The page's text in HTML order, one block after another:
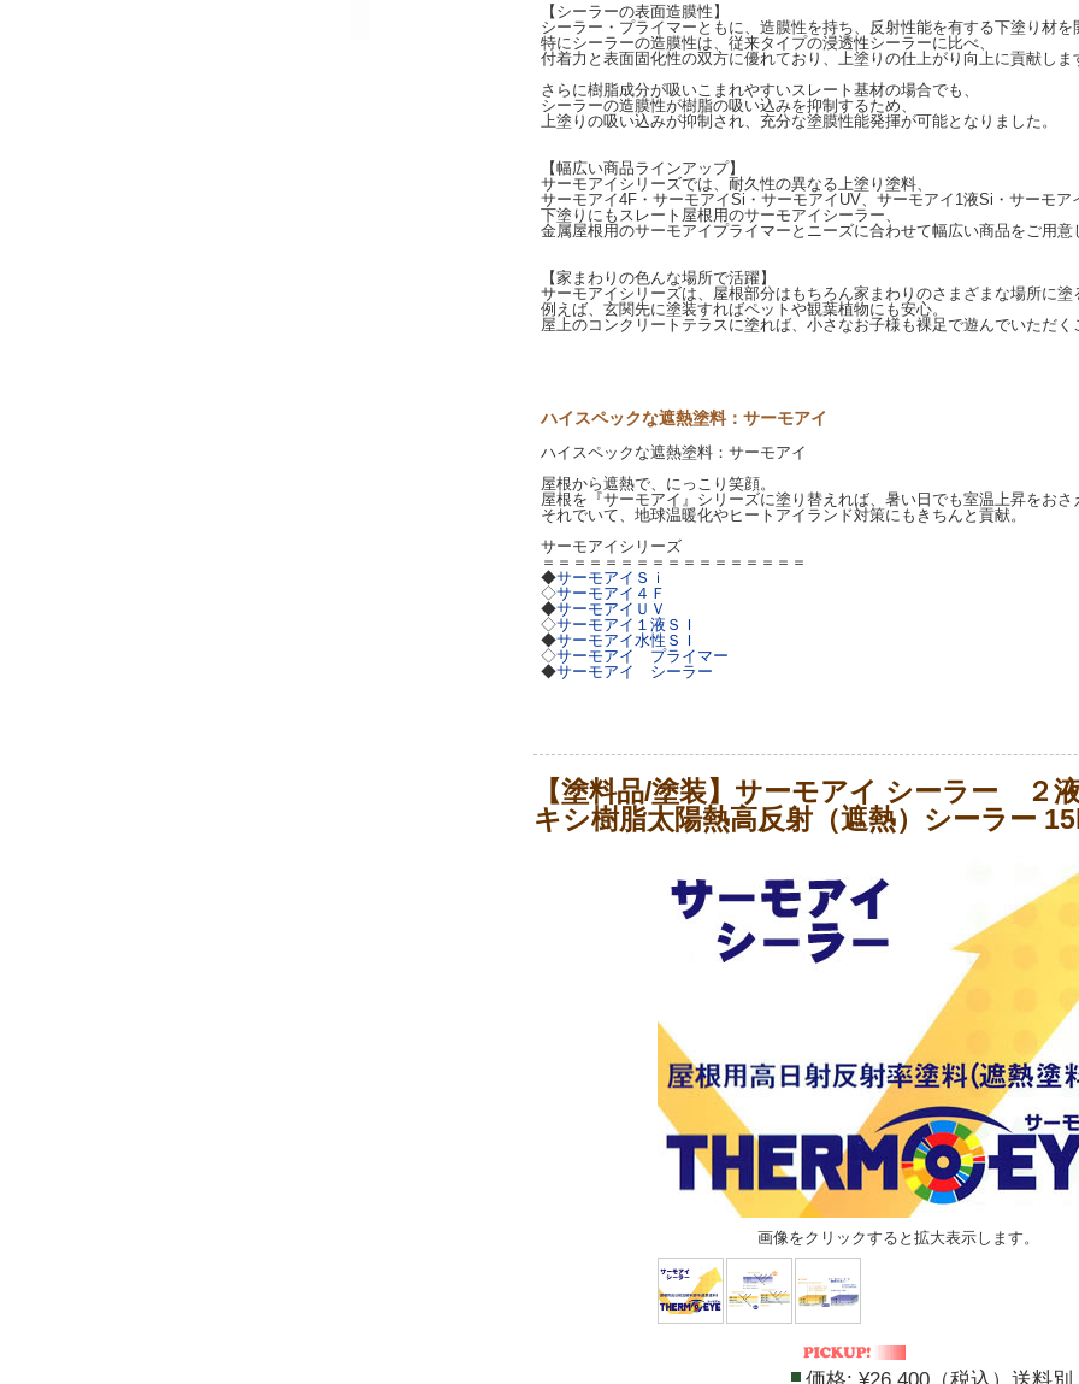
【シーラーの表面造膜性】
シーラー・プライマーともに、造膜性を持ち、反射性能を有する下塗り材を
特にシーラーの造膜性は、従来タイプの浸透性シーラーに比べ、
付着力と表面固化性の双方に優れており、上塗りの仕上がり向上に貢献しま
さらに樹脂成分が吸いこまれやすいスレート基材の場合でも、
シーラーの造膜性が樹脂の吸い込みを抑制するため、
上塗りの吸い込みが抑制され、充分な塗膜性能発揮が可能となりました。
【幅広い商品ラインアップ】
サーモアイシリーズでは、耐久性の異なる上塗り塗料、
サーモアイ4F・サーモアイSi・サーモアイUV、サーモアイ1液Si・サーモア
下塗りにもスレート屋根用のサーモアイシーラー、
金属屋根用のサーモアイプライマーとニーズに合わせて幅広い商品をご用意
【家まわりの色んな場所で活躍】
サーモアイシリーズは、屋根部分はもちろん家まわりのさまざまな場所に塗
例えば、玄関先に塗装すればペットや観葉植物にも安心。
屋上のコンクリートテラスに塗れば、小さなお子様も裸足で遊んでいただく
ハイスペックな遮熱塗料：サーモアイ
ハイスペックな遮熱塗料：サーモアイ
屋根から遮熱で、にっこり笑顔。
屋根を『サーモアイ』シリーズに塗り替えれば、暑い日でも室温上昇をおさ
それでいて、地球温暖化やヒートアイランド対策にもきちんと貢献。
サーモアイシリーズ
＝＝＝＝＝＝＝＝＝＝＝＝＝＝＝＝＝
◆サーモアイＳｉ
◇サーモアイ４Ｆ
◆サーモアイＵＶ
◇サーモアイ１液ＳＩ
◆サーモアイ水性ＳＩ
◇サーモアイ プライマー
◆サーモアイ シーラー
【塗料品/塗装】サーモアイ シーラー ２
キシ樹脂太陽熱高反射（遮熱）シーラー
画像をクリックすると拡大表示します。